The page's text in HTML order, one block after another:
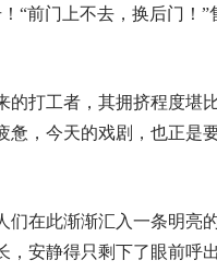
“前门上不去，换后门！
的打工者，其拥挤程度堪
惫，今天的戏剧，也正是
们在此渐渐汇入一条明亮
，安静得只剩下了眼前呼